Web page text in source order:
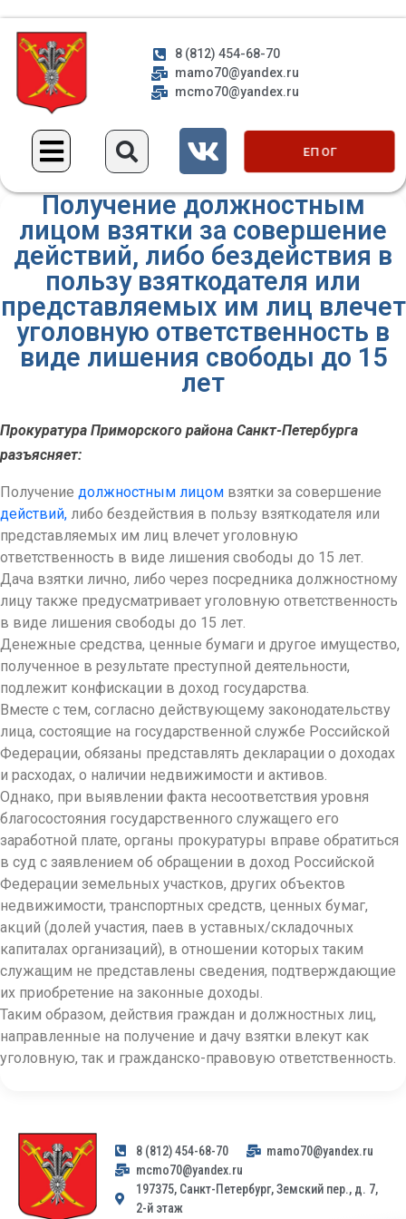
8 (812) 454-68-70
mamo70@yandex.ru
mcmo70@yandex.ru
ЕП ОГ
Получение должностным
лицом взятки за совершение
действий, либо бездействия в
пользу взяткодателя или
представляемых им лиц влечет
уголовную ответственность в
виде лишения свободы до 15
лет
Прокуратура Приморского района Санкт-Петербурга
разъясняет:
Получение должностным лицом взятки за совершение
действий, либо бездействия в пользу взяткодателя или
представляемых им лиц влечет уголовную
ответственность в виде лишения свободы до 15 лет.
Дача взятки лично, либо через посредника должностному
лицу также предусматривает уголовную ответственность
в виде лишения свободы до 15 лет.
Денежные средства, ценные бумаги и другое имущество,
полученное в результате преступной деятельности,
подлежит конфискации в доход государства.
Вместе с тем, согласно действующему законодательству
лица, состоящие на государственной службе Российской
Федерации, обязаны представлять декларации о доходах
и расходах, о наличии недвижимости и активов.
Однако, при выявлении факта несоответствия уровня
благосостояния государственного служащего его
заработной плате, органы прокуратуры вправе обратиться
в суд с заявлением об обращении в доход Российской
Федерации земельных участков, других объектов
недвижимости, транспортных средств, ценных бумаг,
акций (долей участия, паев в уставных/складочных
капиталах организаций), в отношении которых таким
служащим не представлены сведения, подтверждающие
их приобретение на законные доходы.
Таким образом, действия граждан и должностных лиц,
направленные на получение и дачу взятки влекут как
уголовную, так и гражданско-правовую ответственность.
8 (812) 454-68-70
mamo70@yandex.ru
mcmo70@yandex.ru
197375, Санкт-Петербург, Земский пер., д. 7,
2-й этаж